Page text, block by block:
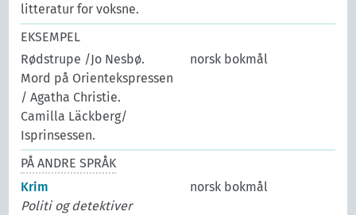
litteratur for voksne.
EKSEMPEL
Rødstrupe /Jo Nesbø.
norsk bokmål
Mord på Orientekspressen
/ Agatha Christie.
Camilla Läckberg/
Isprinsessen.
PÅ ANDRE SPRÅK
Krim
norsk bokmål
Politi og detektiver